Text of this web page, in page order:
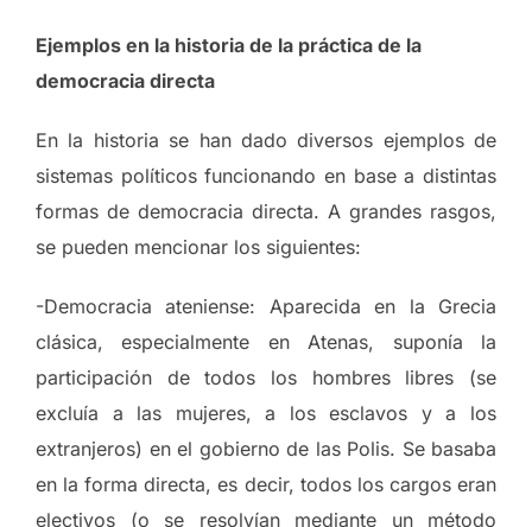
Ejemplos en la historia de la práctica de la
democracia directa
En la historia se han dado diversos ejemplos de
sistemas políticos funcionando en base a distintas
formas de democracia directa. A grandes rasgos,
se pueden mencionar los siguientes:
-Democracia ateniense: Aparecida en la Grecia
clásica, especialmente en Atenas, suponía la
participación de todos los hombres libres (se
excluía a las mujeres, a los esclavos y a los
extranjeros) en el gobierno de las Polis. Se basaba
en la forma directa, es decir, todos los cargos eran
electivos (o se resolvían mediante un método